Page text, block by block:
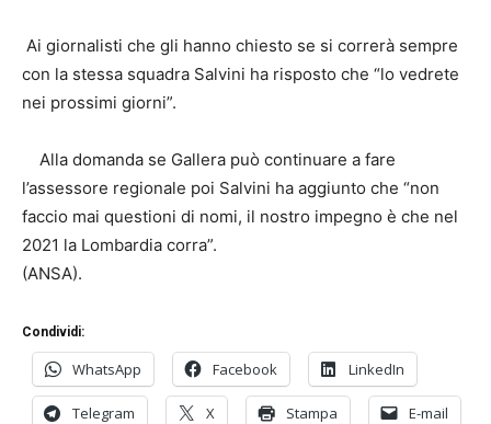
Ai giornalisti che gli hanno chiesto se si correrà sempre
con la stessa squadra Salvini ha risposto che “lo vedrete
nei prossimi giorni”.
Alla domanda se Gallera può continuare a fare
l’assessore regionale poi Salvini ha aggiunto che “non
faccio mai questioni di nomi, il nostro impegno è che nel
2021 la Lombardia corra”.
(ANSA).
Condividi:
WhatsApp Facebook LinkedIn
Telegram X Stampa E-mail